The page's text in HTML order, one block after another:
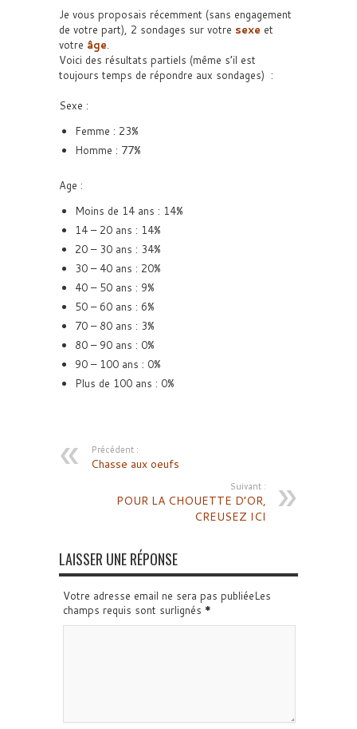
Je vous proposais récemment (sans engagement
de votre part), 2 sondages sur votre sexe et
votre âge.
Voici des résultats partiels (même s’il est
toujours temps de répondre aux sondages) :
Sexe :
Femme : 23%
Homme : 77%
Age :
Moins de 14 ans : 14%
14 – 20 ans : 14%
20 – 30 ans : 34%
30 – 40 ans : 20%
40 – 50 ans : 9%
50 – 60 ans : 6%
70 – 80 ans : 3%
80 – 90 ans : 0%
90 – 100 ans : 0%
Plus de 100 ans : 0%
Précédent :
Chasse aux oeufs
Suivant :
POUR LA CHOUETTE D’OR,
CREUSEZ ICI
LAISSER UNE RÉPONSE
Votre adresse email ne sera pas publiéeLes
champs requis sont surlignés *